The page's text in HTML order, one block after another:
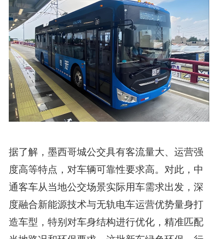
据了解，墨西哥城公交具有客流量大、运营强
度高等特点，对车辆可靠性要求高。对此，中
通客车从当地公交场景实际用车需求出发，深
度融合新能源技术与无轨电车运营优势量身打
造车型，特别对车身结构进行优化，精准匹配